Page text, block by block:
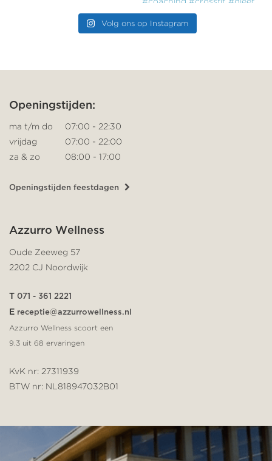
Volg ons op Instagram
Openingstijden:
ma t/m do
07:00 - 22:30
vrijdag
07:00 - 22:00
za & zo
08:00 - 17:00
Openingstijden feestdagen
Azzurro Wellness
Oude Zeeweg 57
2202 CJ Noordwijk
T 071 - 361 2221
E receptie@azzurrowellness.nl
Azzurro Wellness scoort een
9.3 uit 68 ervaringen
KvK nr: 27311939
BTW nr: NL818947032B01